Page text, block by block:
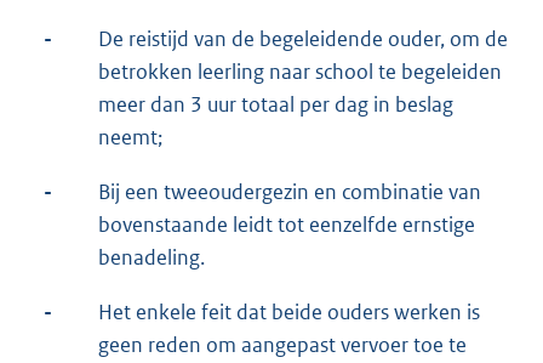
-
De reistijd van de begeleidende ouder, om de
betrokken leerling naar school te begeleiden
meer dan 3 uur totaal per dag in beslag
neemt;
-
Bij een tweeoudergezin en combinatie van
bovenstaande leidt tot eenzelfde ernstige
benadeling.
-
Het enkele feit dat beide ouders werken is
geen reden om aangepast vervoer toe te